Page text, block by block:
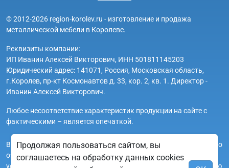
© 2012-2026 region-korolev.ru - изготовление и продажа
металлической мебели в Королеве.
Реквизиты компании:
ИП Иванин Алексей Викторович, ИНН 501811145203
Юридический адрес: 141071, Россия, Московская область,
г.Королев, пр-кт Космонавтов д. 33, кор. 2, кв. 1. Директор -
Иванин Алексей Викторович.
Любое несоответствие характеристик продукции на сайте с
фактическими – является опечаткой.
Вся информация на сайте region-korolev.ru носит исключительно
ознакомительный и справочный характер и ни при каких
условиях не является публичной офертой. Всю дополнительную
Продолжая пользоваться сайтом, вы
соглашаетесь на обработку данных cookies